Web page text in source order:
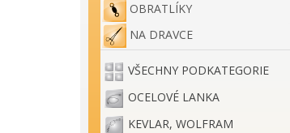
OBRATLÍKY
NA DRAVCE
VŠECHNY PODKATEGORIE
OCELOVÉ LANKA
KEVLAR, WOLFRAM